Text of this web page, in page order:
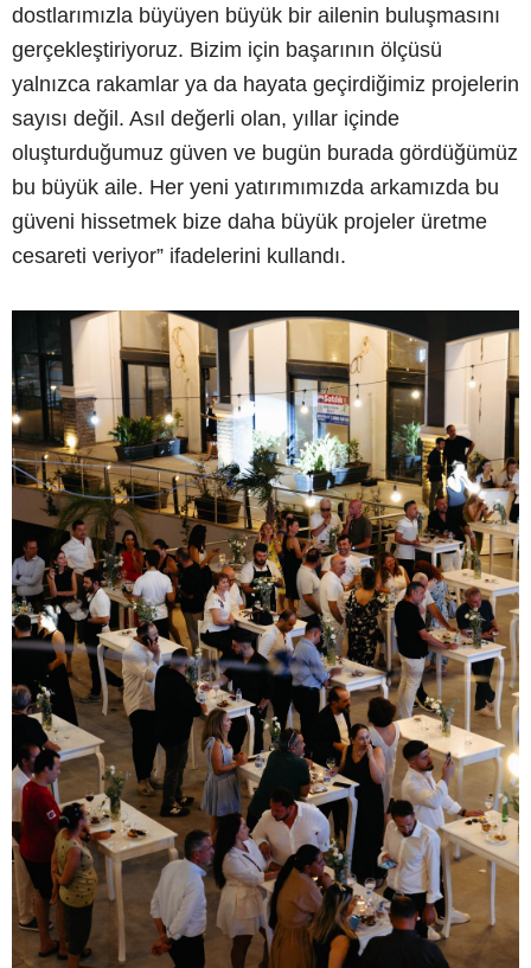
dostlarımızla büyüyen büyük bir ailenin buluşmasını
gerçekleştiriyoruz. Bizim için başarının ölçüsü
yalnızca rakamlar ya da hayata geçirdiğimiz projelerin
sayısı değil. Asıl değerli olan, yıllar içinde
oluşturduğumuz güven ve bugün burada gördüğümüz
bu büyük aile. Her yeni yatırımımızda arkamızda bu
güveni hissetmek bize daha büyük projeler üretme
cesareti veriyor” ifadelerini kullandı.